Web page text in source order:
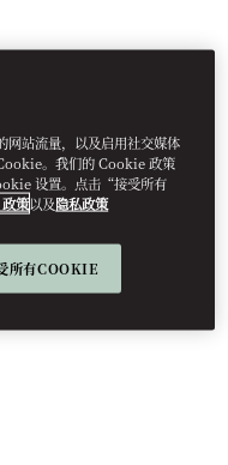
站流量，以及启用社交媒体
。我们的 Cookie 政策
设置。点击“接受所有
策以及隐私政策
所有COOKIE